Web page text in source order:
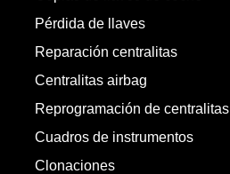
Pérdida de llaves
Reparación centralitas
Centralitas airbag
Reprogramación de centralitas
Cuadros de instrumentos
Clonaciones